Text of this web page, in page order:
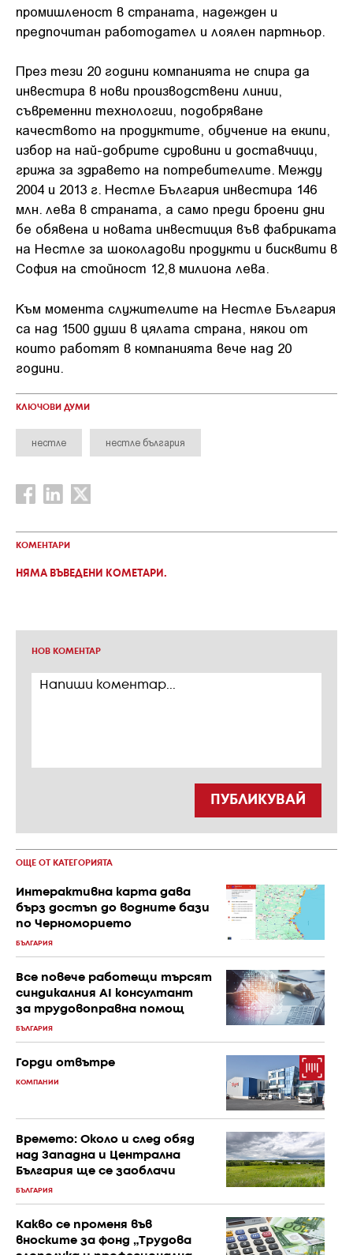
промишленост в страната, надежден и
предпочитан работодател и лоялен партньор.
През тези 20 години компанията не спира да
инвестира в нови производствени линии,
съвременни технологии, подобряване
качеството на продуктите, обучение на екипи,
избор на най-добрите суровини и доставчици,
грижа за здравето на потребителите. Между
2004 и 2013 г. Нестле България инвестира 146
млн. лева в страната, а само преди броени дни
бе обявена и новата инвестиция във фабриката
на Нестле за шоколадови продукти и бисквити в
София на стойност 12,8 милиона лева.
Към момента служителите на Нестле България
са над 1500 души в цялата страна, някои от
които работят в компанията вече над 20
години.
КЛЮЧОВИ ДУМИ
нестле нестле българия
КОМЕНТАРИ
НЯМА ВЪВЕДЕНИ КОМЕТАРИ.
НОВ КОМЕНТАР
ПУБЛИКУВАЙ
ОЩЕ ОТ КАТЕГОРИЯТА
Интерактивна карта дава
бърз достъп до водните бази
по Черноморието
БЪЛГАРИЯ
Все повече работещи търсят
синдикалния AI консултант
за трудовоправна помощ
БЪЛГАРИЯ
Горди отвътре
КОМПАНИИ
Времето: Около и след обяд
над Западна и Централна
България ще се заоблачи
БЪЛГАРИЯ
Какво се променя във
вноските за фонд „Трудова